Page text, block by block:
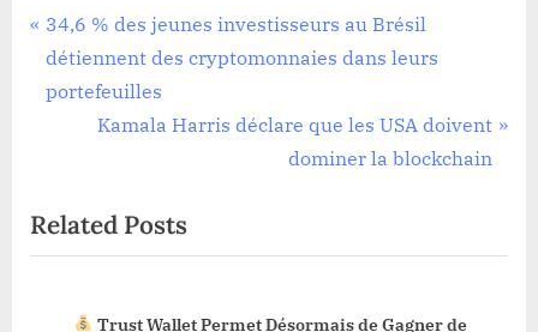
Navigation
de
l’article
P
r
e
u
s
34,6 % des jeunes investisseurs au Brésil
détiennent des cryptomonnaies dans leurs
portefeuilles
N
t
P
s
Kamala Harris déclare que les USA doivent
dominer la blockchain
Related Posts
Trust Wallet Permet Désormais de Gagner de